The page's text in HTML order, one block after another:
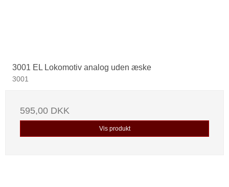
3001 EL Lokomotiv analog uden æske
3001
595,00 DKK
Vis produkt